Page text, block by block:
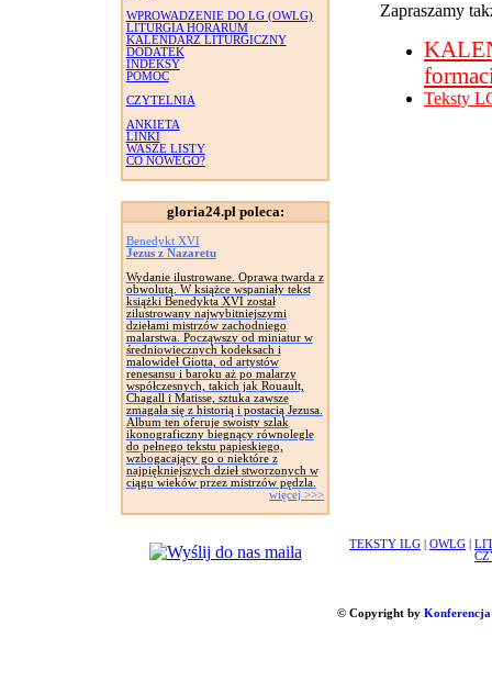
WPROWADZENIE DO LG (OWLG)
LITURGIA HORARUM
KALENDARZ LITURGICZNY
DODATEK
INDEKSY
POMOC
CZYTELNIA
ANKIETA
LINKI
WASZE LISTY
CO NOWEGO?
gloria24.pl poleca:
Benedykt XVI
Jezus z Nazaretu
Wydanie ilustrowane. Oprawa twarda z
obwolutą. W książce wspaniały tekst
książki Benedykta XVI został
zilustrowany najwybitniejszymi
dziełami mistrzów zachodniego
malarstwa. Począwszy od miniatur w
średniowiecznych kodeksach i
malowideł Giotta, od artystów
renesansu i baroku aż po malarzy
współczesnych, takich jak Rouault,
Chagall i Matisse, sztuka zawsze
zmagała się z historią i postacią Jezusa.
Album ten oferuje swoisty szlak
ikonograficzny biegnący równolegle
do pełnego tekstu papieskiego,
wzbogacający go o niektóre z
najpiękniejszych dzieł stworzonych w
ciągu wieków przez mistrzów pędzla.
więcej >>>
Zapraszamy
Teksty
TEKSTY ILG OWLG
© Copyright by Konferencja